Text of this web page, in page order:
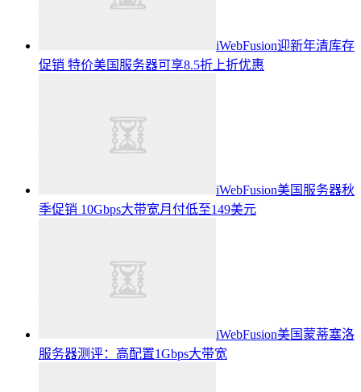
iWebFusion迎新年清库存
促销 特价美国服务器可享8.5折上折优惠
iWebFusion美国服务器秋
季促销 10Gbps大带宽月付低至149美元
iWebFusion美国蒙蒂塞洛
服务器测评：高配置1Gbps大带宽